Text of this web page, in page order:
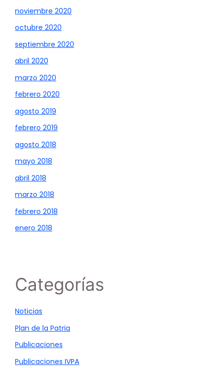
noviembre 2020
octubre 2020
septiembre 2020
abril 2020
marzo 2020
febrero 2020
agosto 2019
febrero 2019
agosto 2018
mayo 2018
abril 2018
marzo 2018
febrero 2018
enero 2018
Categorías
Noticias
Plan de la Patria
Publicaciones
Publicaciones IVPA